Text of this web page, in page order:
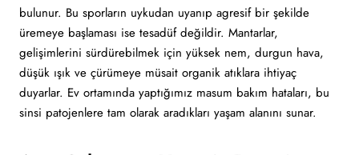
bulunur. Bu sporların uykudan uyanıp agresif bir şekilde
üremeye başlaması ise tesadüf değildir. Mantarlar,
gelişimlerini sürdürebilmek için yüksek nem, durgun hava,
düşük ışık ve çürümeye müsait organik atıklara ihtiyaç
duyarlar. Ev ortamında yaptığımız masum bakım hataları, bu
sinsi patojenlere tam olarak aradıkları yaşam alanını sunar.